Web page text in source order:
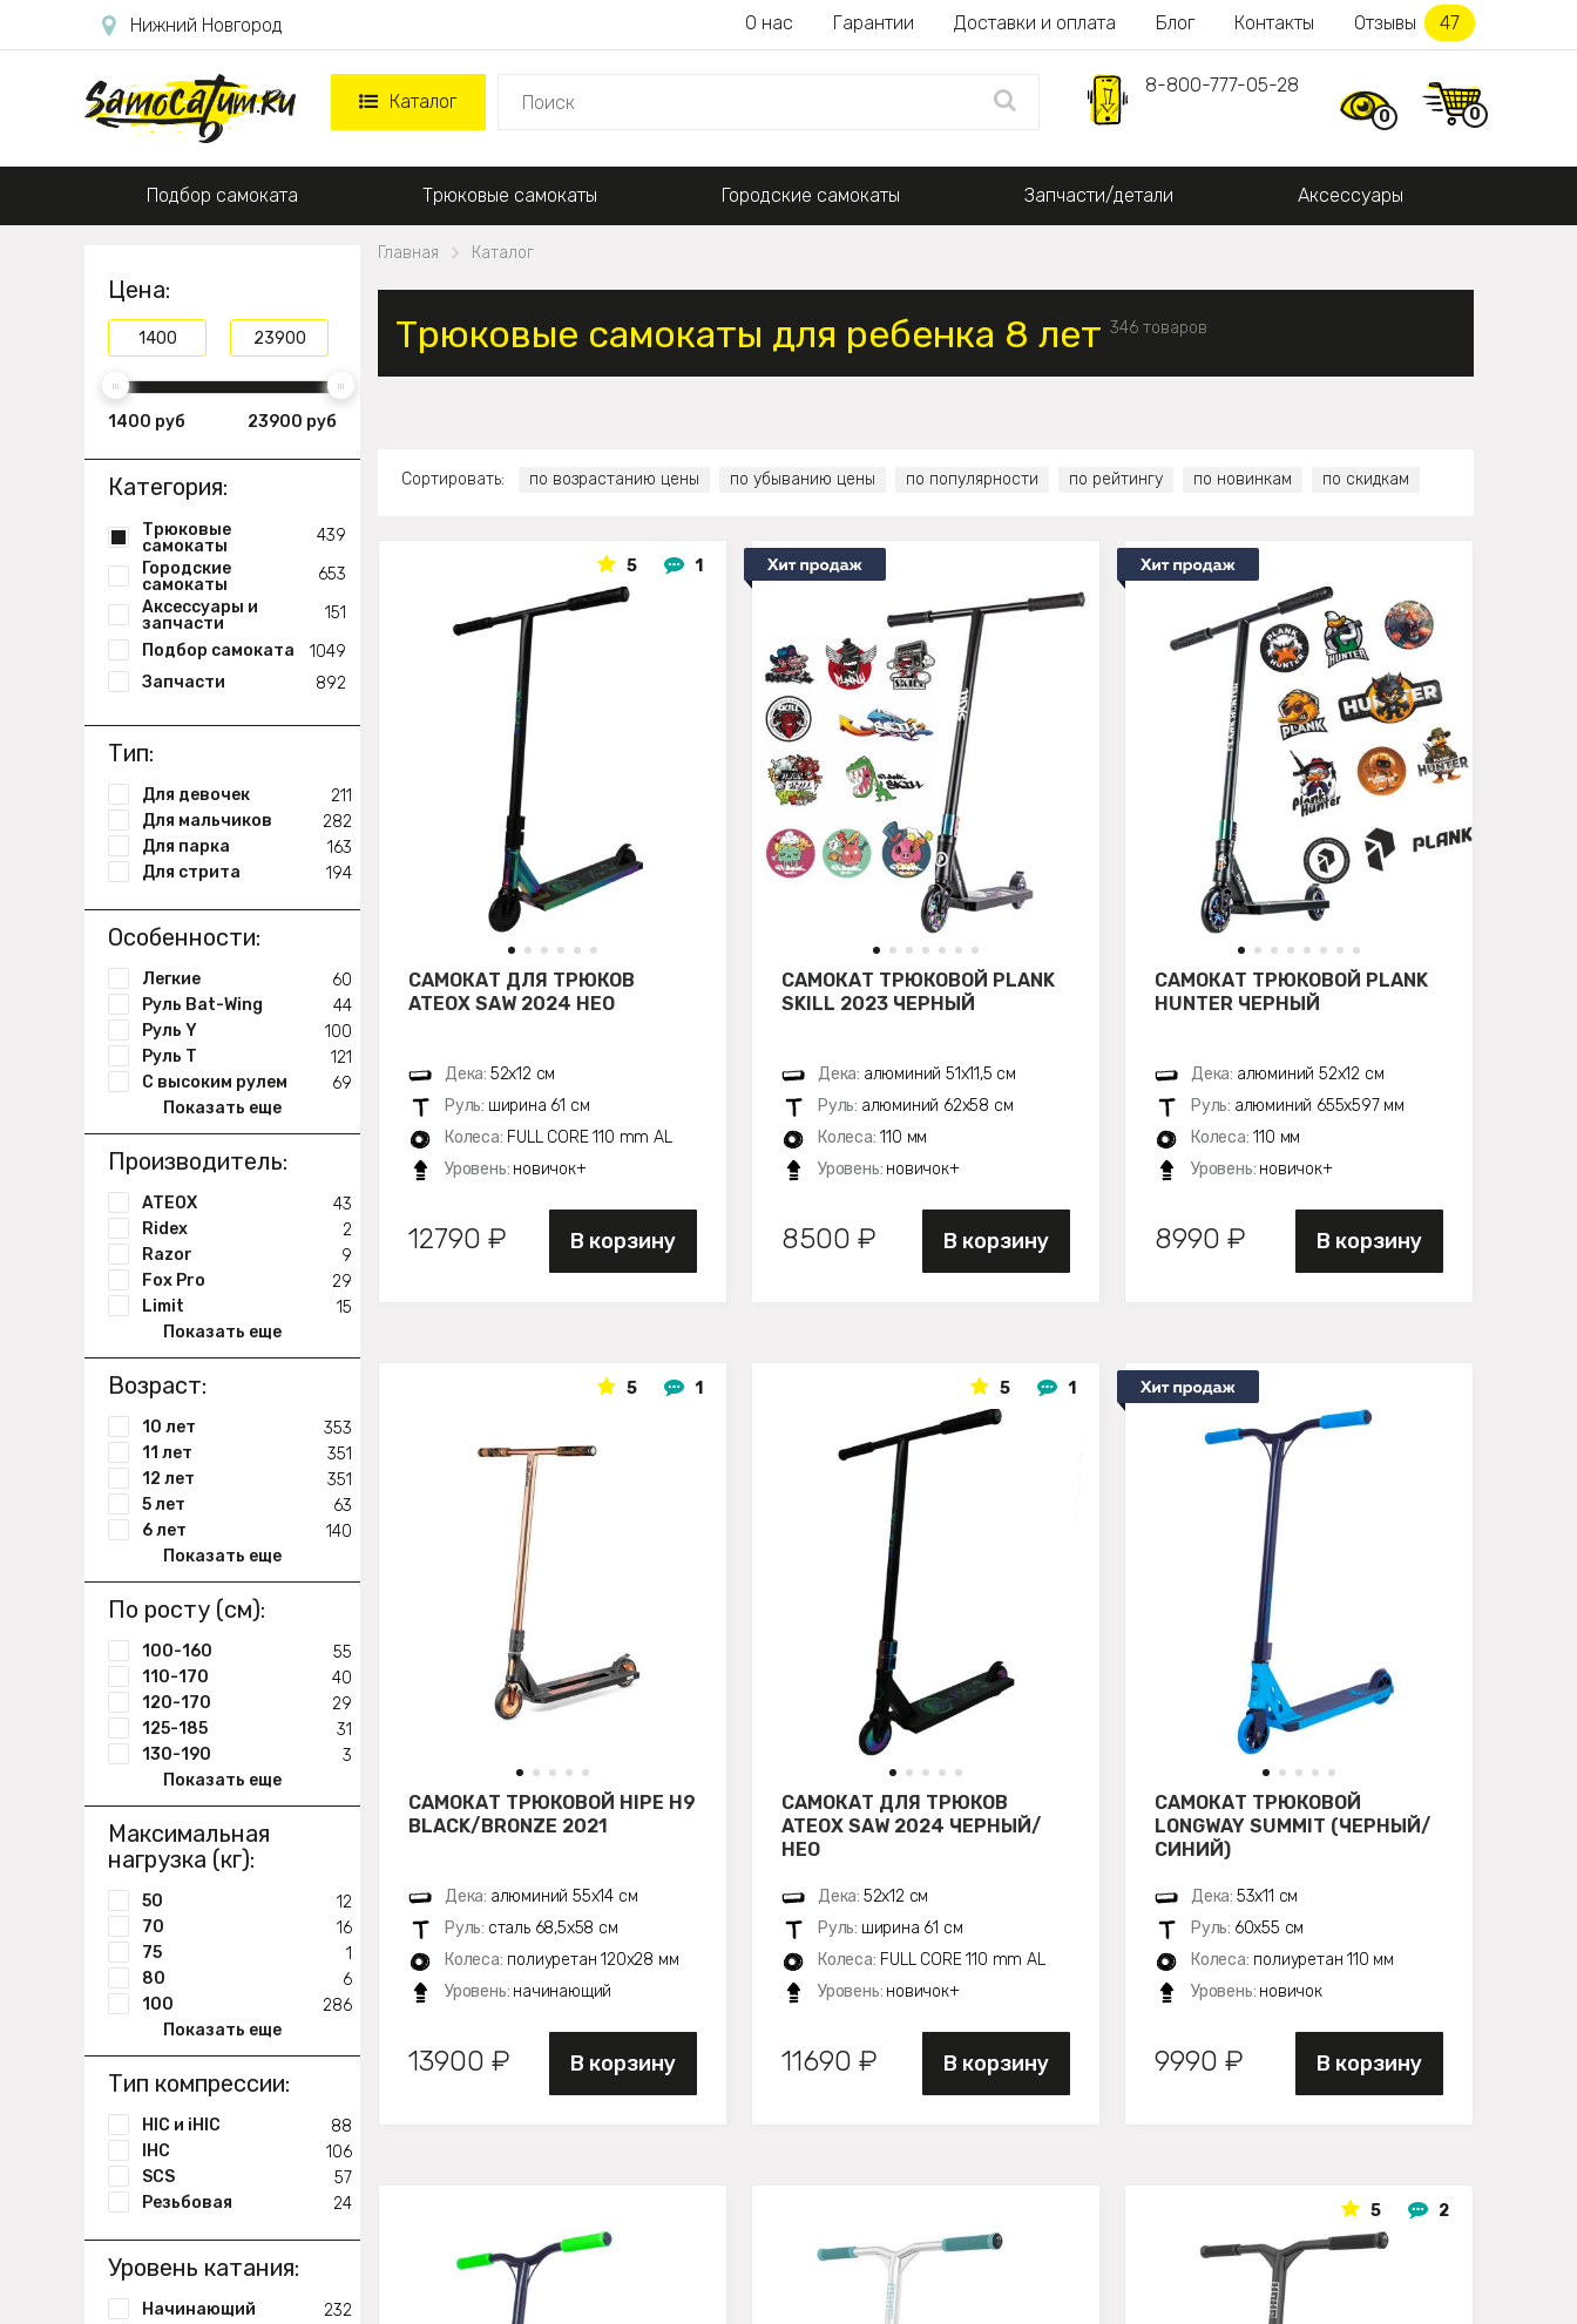
Нижний Новгород О нас Гарантии Доставки и оплата Блог Контакты Отзывы 47
Каталог
8-800-777-05-28
0 0
Подбор самоката Трюковые самокаты Городские самокаты Запчасти/детали Аксессуары
Цена:
1400 руб 23900 руб
Категория:
Трюковые
самокаты
439
Городские
самокаты
653
Аксессуары и
запчасти
151
Подбор самоката
1049
Запчасти
892
Тип:
Для девочек
211
Для мальчиков
282
Для парка
163
Для стрита
194
Особенности:
Легкие
60
Руль Bat-Wing
44
Руль Y
100
Руль Т
121
С высоким рулем
69
Показать еще
Производитель:
ATEOX
43
Ridex
2
Razor
9
Fox Pro
29
Limit
15
Показать еще
Возраст:
10 лет
353
11 лет
351
12 лет
351
5 лет
63
6 лет
140
Показать еще
По росту (см):
100-160
55
110-170
40
120-170
29
125-185
31
130-190
3
Показать еще
Максимальная
нагрузка (кг):
50
12
70
16
75
1
80
6
100
286
Показать еще
Тип компрессии:
HIC и iHIC
88
IHC
106
SCS
57
Резьбовая
24
Уровень катания:
Начинающий
232
Главная Каталог
Трюковые самокаты для ребенка 8 лет 346 товаров
Сортировать: по возрастанию цены по убыванию цены по популярности по рейтингу по новинкам по скидкам
5 1
САМОКАТ ДЛЯ ТРЮКОВ
ATEOX SAW 2024 НЕО
Дека: 52х12 см
Руль: ширина 61 см
Колеса: FULL CORE 110 mm AL
Уровень: новичок+
12790 ₽ В корзину
САМОКАТ ТРЮКОВОЙ PLANK
SKILL 2023 ЧЕРНЫЙ
Дека: алюминий 51х11,5 см
Руль: алюминий 62х58 см
Колеса: 110 мм
Уровень: новичок+
8500 ₽ В корзину
САМОКАТ ТРЮКОВОЙ PLANK
HUNTER ЧЕРНЫЙ
Дека: алюминий 52х12 см
Руль: алюминий 655х597 мм
Колеса: 110 мм
Уровень: новичок+
8990 ₽ В корзину
5 1
САМОКАТ ТРЮКОВОЙ HIPE H9
BLACK/BRONZE 2021
Дека: алюминий 55х14 см
Руль: сталь 68,5х58 см
Колеса: полиуретан 120x28 мм
Уровень: начинающий
13900 ₽ В корзину
5 1
САМОКАТ ДЛЯ ТРЮКОВ
ATEOX SAW 2024 ЧЕРНЫЙ/
НЕО
Дека: 52х12 см
Руль: ширина 61 см
Колеса: FULL CORE 110 mm AL
Уровень: новичок+
11690 ₽ В корзину
САМОКАТ ТРЮКОВОЙ
LONGWAY SUMMIT (ЧЕРНЫЙ/
СИНИЙ)
Дека: 53х11 см
Руль: 60х55 см
Колеса: полиуретан 110 мм
Уровень: новичок
9990 ₽ В корзину
5 2